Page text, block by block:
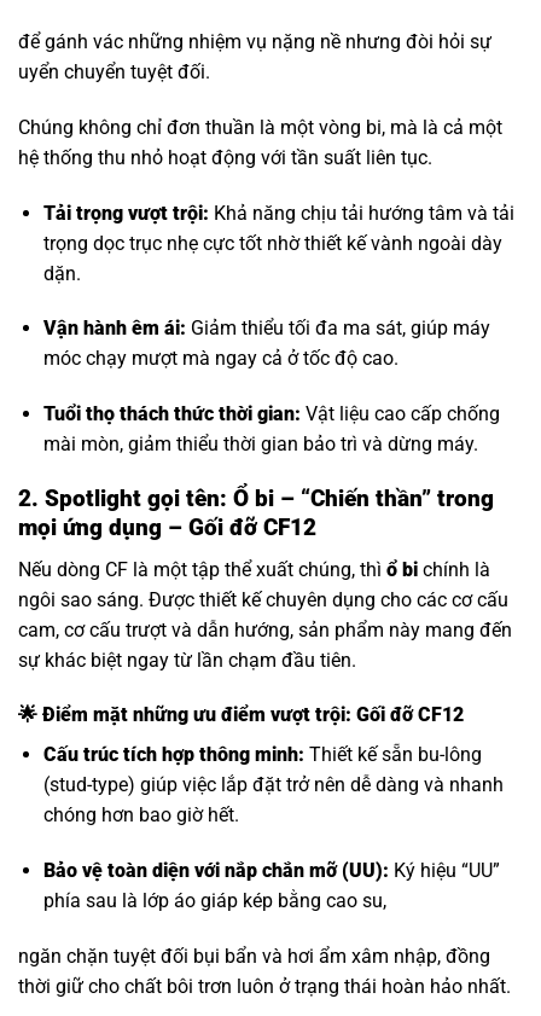
để gánh vác những nhiệm vụ nặng nề nhưng đòi hỏi sự
uyển chuyển tuyệt đối.
Chúng không chỉ đơn thuần là một vòng bi, mà là cả một
hệ thống thu nhỏ hoạt động với tần suất liên tục.
Tải trọng vượt trội: Khả năng chịu tải hướng tâm và tải
trọng dọc trục nhẹ cực tốt nhờ thiết kế vành ngoài dày
dặn.
Vận hành êm ái: Giảm thiểu tối đa ma sát, giúp máy
móc chạy mượt mà ngay cả ở tốc độ cao.
Tuổi thọ thách thức thời gian: Vật liệu cao cấp chống
mài mòn, giảm thiểu thời gian bảo trì và dừng máy.
2. Spotlight gọi tên: Ổ bi – “Chiến thần” trong
mọi ứng dụng – Gối đỡ CF12
Nếu dòng CF là một tập thể xuất chúng, thì ổ bi chính là
ngôi sao sáng. Được thiết kế chuyên dụng cho các cơ cấu
cam, cơ cấu trượt và dẫn hướng, sản phẩm này mang đến
sự khác biệt ngay từ lần chạm đầu tiên.
🌟 Điểm mặt những ưu điểm vượt trội: Gối đỡ CF12
Cấu trúc tích hợp thông minh: Thiết kế sẵn bu-lông
(stud-type) giúp việc lắp đặt trở nên dễ dàng và nhanh
chóng hơn bao giờ hết.
Bảo vệ toàn diện với nắp chắn mỡ (UU): Ký hiệu “UU”
phía sau là lớp áo giáp kép bằng cao su,
ngăn chặn tuyệt đối bụi bẩn và hơi ẩm xâm nhập, đồng
thời giữ cho chất bôi trơn luôn ở trạng thái hoàn hảo nhất.